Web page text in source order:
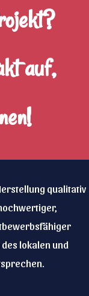
auf,
qualitativ
lokalen und